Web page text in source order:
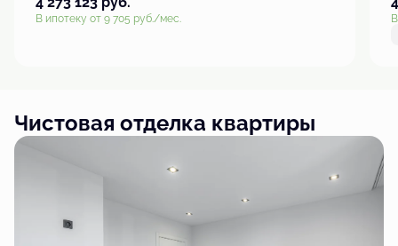
В ипотеку от 9 705 руб./мес.
Чистовая отделка квартиры